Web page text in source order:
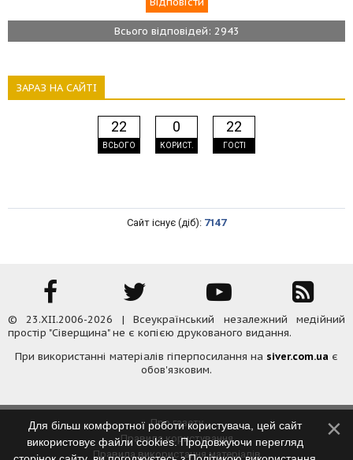
Всього відповідей: 2943
ЗАРАЗ НА САЙТІ
22
ВСЬОГО
0
КОРИСТ.
22
ГОСТІ
Сайт існує (діб): 7147
© 23.XII.2006-2026 | Всеукраїнський незалежний медійний
простір "Сіверщина" не є копією друкованого видання.
При використанні матеріалів гіперпосилання на siver.com.ua є
обов'язковим.
Про газету
Правила користування
Правила використання матеріалів
Для більш комфортної роботи користувача, цей сайт
використовує файли cookies. Продовжуючи перегляд